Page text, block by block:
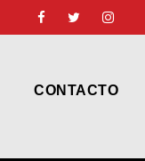
CONTACTO